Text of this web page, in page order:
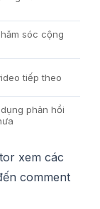
sóc cộng
tiếp theo
phản hồi
xem các
comment